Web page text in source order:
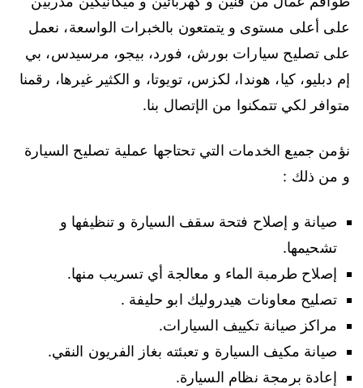
على أعلى مستوى و يتمتعون بالخبرات الواسعة، نعمل
على تصليح سيارات بورش، فورد، بيجو، مرسيدس، بي
إم دبليو، كيا، هوندا، لكزس، تويوتا، و الكثير غيرها، رقمنا
متوافر لكي تتمكنوا من الإتصال بنا.
نؤمن جميع الخدمات التي تحتاجها عملية تصليح السيارة
و من ذلك :
صيانة و إصلاح فتحة سقف السيارة و تنظيفها و
تشحيمها.
إصلاح طرمبة الماء و معالجة أي تسريب منها.
تصليح معاونات هيدروليك ابو حليفة .
مراكز صيانة تكييف السيارات.
صيانة مكيف السيارة و تعبئته بغاز الفريون النقي.
إعادة برمجة نظام السيارة.